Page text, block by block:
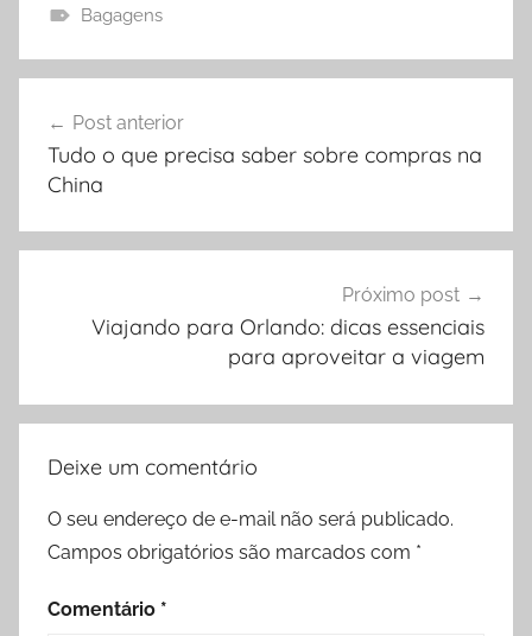
Bagagens
de
Post
Post anterior
Tudo o que precisa saber sobre compras na
China
Próximo post
Viajando para Orlando: dicas essenciais
para aproveitar a viagem
Deixe um comentário
O seu endereço de e-mail não será publicado.
Campos obrigatórios são marcados com *
Comentário *